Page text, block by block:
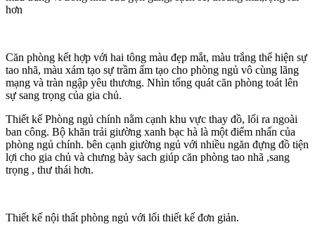
hơn
Căn phòng kết hợp với hai tông màu đẹp mắt, màu trắng thể hiện sự
tao nhã, màu xám tạo sự trầm ấm tạo cho phòng ngủ vô cùng lãng
mạng và tràn ngập yêu thương. Nhìn tổng quát căn phòng toát lên
sự sang trọng của gia chủ.
Thiết kế Phòng ngủ chính nằm cạnh khu vực thay đồ, lối ra ngoài
ban công. Bộ khăn trải giường xanh bạc hà là một điểm nhấn của
phòng ngủ chính. bên cạnh giường ngủ với nhiều ngăn đựng đồ tiện
lợi cho gia chủ và chưng bày sach giúp căn phòng tao nhã ,sang
trọng , thư thái hơn.
Thiết kế nội thất phòng ngủ với lối thiết kế đơn giản.